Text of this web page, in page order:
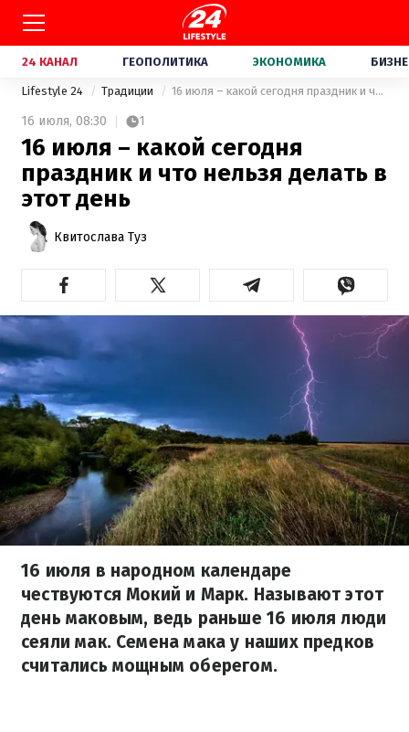
24 КАНАЛ ГЕОПОЛИТИКА ЭКОНОМИКА
Lifestyle 24 Традиции 16 июля – какой сегодня праздник и что нельзя делать в этот день
16 июля, 08:30 1
16 июля – какой сегодня
праздник и что нельзя делать в
этот день
Квитослава Туз
16 июля в народном календаре
чествуются Мокий и Марк. Называют этот
день маковым, ведь раньше 16 июля люди
сеяли мак. Семена мака у наших предков
считались мощным оберегом.